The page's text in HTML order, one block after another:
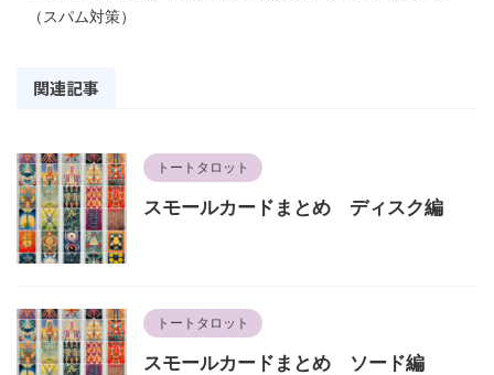
（スパム対策）
関連記事
トートタロット
スモールカードまとめ ディスク編
トートタロット
スモールカードまとめ ソード編